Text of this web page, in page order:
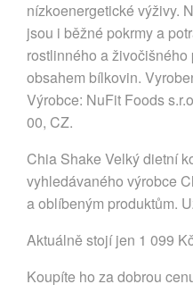
nízkoenergetické výživy.
jsou i běžné pokrmy a
rostlinného a živočišného
obsahem bílkovin.
Výrobce: NuFit Foods
00, CZ.
Chia Shake Velký dietní
vyhledávaného výrobce
a oblíbeným produktům.
Aktuálně stojí jen 1 099
Koupíte ho za dobrou